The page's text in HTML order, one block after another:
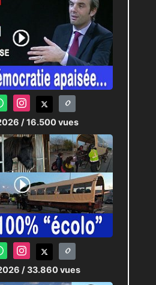
/ 16.500 vues
/ 33.860 vues